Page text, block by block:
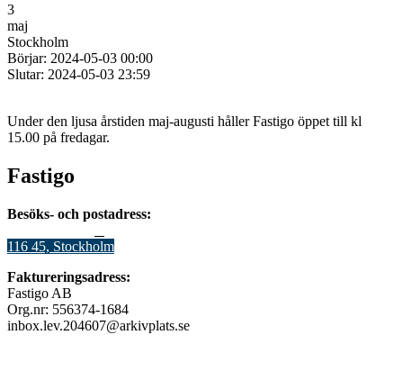
3
maj
Stockholm
Börjar: 2024-05-03 00:00
Slutar: 2024-05-03 23:59
Under den ljusa årstiden maj-augusti håller Fastigo öppet till kl
15.00 på fredagar.
Fastigo
Besöks- och postadress:
116 45, Stockholm
Faktureringsadress:
Fastigo AB
Org.nr: 556374-1684
inbox.lev.204607@arkivplats.se